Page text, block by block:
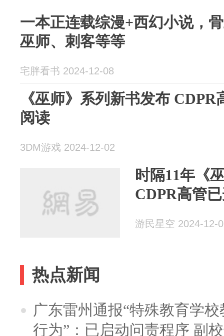
一本正连载综漫+西幻小说，
巫师、刺客等等
宅胖看书 2024-12-08
《巫师》系列新书发布
阅读
3DM游戏 2024-12-02
时隔11年《
CDPR高管
游民星空 2024-12-
热点新闻
广东雷州通报“特殊教育学
行为”：已启动问责程序 副